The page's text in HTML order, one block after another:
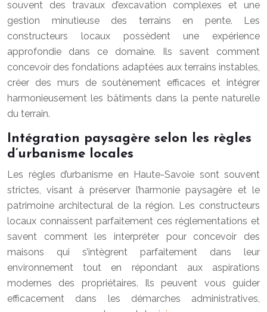
souvent des travaux d’excavation complexes et une
gestion minutieuse des terrains en pente. Les
constructeurs locaux possèdent une expérience
approfondie dans ce domaine. Ils savent comment
concevoir des fondations adaptées aux terrains instables,
créer des murs de soutènement efficaces et intégrer
harmonieusement les bâtiments dans la pente naturelle
du terrain.
Intégration paysagère selon les règles
d’urbanisme locales
Les règles d’urbanisme en Haute-Savoie sont souvent
strictes, visant à préserver l’harmonie paysagère et le
patrimoine architectural de la région. Les constructeurs
locaux connaissent parfaitement ces réglementations et
savent comment les interpréter pour concevoir des
maisons qui s’intègrent parfaitement dans leur
environnement tout en répondant aux aspirations
modernes des propriétaires. Ils peuvent vous guider
efficacement dans les démarches administratives,